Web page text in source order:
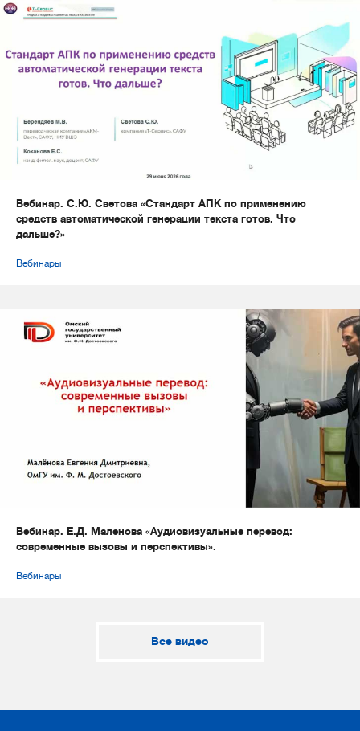
Вебинар. С.Ю. Светова «Стандарт АПК по применению
средств автоматической генерации текста готов. Что
дальше?»
Вебинары
Вебинар. Е.Д. Маленова «Аудиовизуальные перевод:
современные вызовы и перспективы».
Вебинары
Все видео